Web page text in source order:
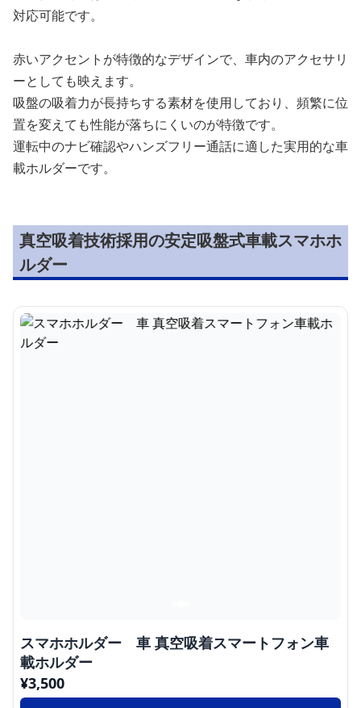
対応可能です。
赤いアクセントが特徴的なデザインで、車内のアクセサリ
ーとしても映えます。
吸盤の吸着力が長持ちする素材を使用しており、頻繁に位
置を変えても性能が落ちにくいのが特徴です。
運転中のナビ確認やハンズフリー通話に適した実用的な車
載ホルダーです。
真空吸着技術採用の安定吸盤式車載スマホホ
ルダー
スマホホルダー 車 真空吸着スマートフォン車
載ホルダー
¥3,500